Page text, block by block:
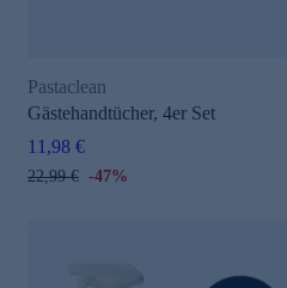
Pastaclean
Gästehandtücher, 4er Set
11,98 €
22,99 € -47%